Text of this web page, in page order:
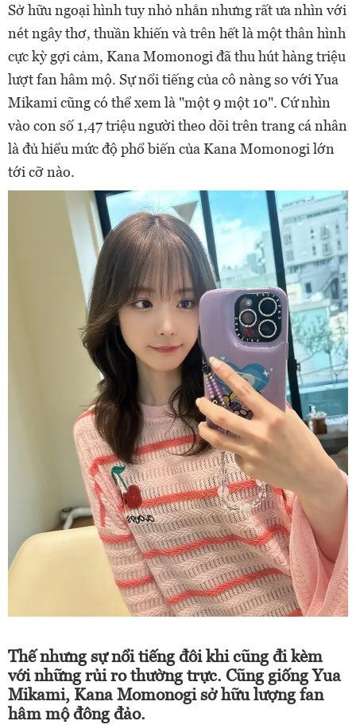
Sở hữu ngoại hình tuy nhỏ nhắn nhưng rất ưa nhìn với
nét ngây thơ, thuần khiến và trên hết là một thân hình
cực kỳ gợi cảm, Kana Momonogi đã thu hút hàng triệu
lượt fan hâm mộ. Sự nổi tiếng của cô nàng so với Yua
Mikami cũng có thể xem là "một 9 một 10". Cứ nhìn
vào con số 1,47 triệu người theo dõi trên trang cá nhân
là đủ hiểu mức độ phổ biến của Kana Momonogi lớn
tới cỡ nào.
Thế nhưng sự nổi tiếng đôi khi cũng đi kèm
với những rủi ro thường trực. Cũng giống Yua
Mikami, Kana Momonogi sở hữu lượng fan
hâm mộ đông đảo.